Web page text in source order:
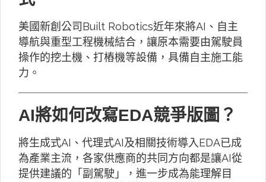
美國新創公司Built Robotics近年來將AI、自主
導航與重型工程機械結合，讓原本需要由駕駛員
操作的挖土機、打樁機等設備，具備自主施工能
力。
AI將如何改寫EDA競爭版圖？
將生成式AI、代理式AI及相關技術導入EDA已成
為產業主流，各家供應商的共同方向都是讓AI從
提供建議的「副駕駛」，進一步成為能理解目